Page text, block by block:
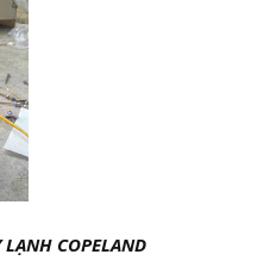
COPELAND